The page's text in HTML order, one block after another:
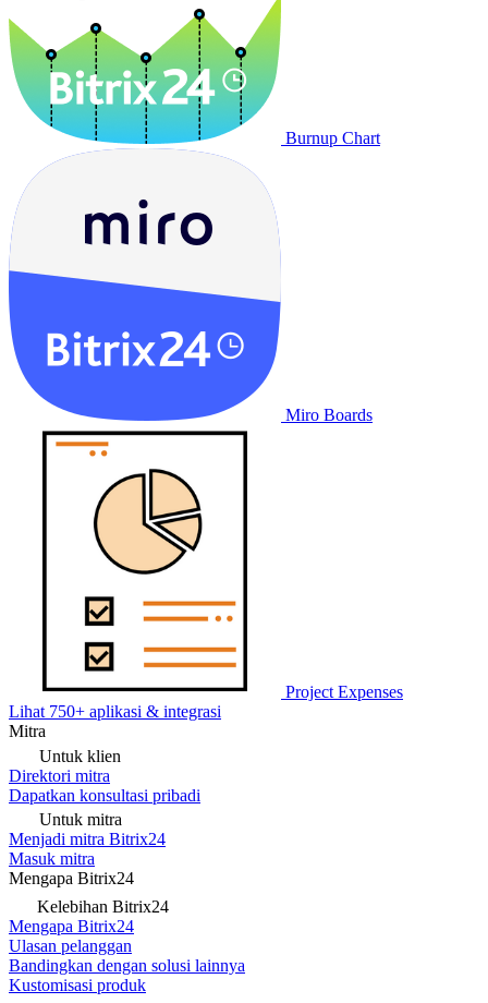
Burnup Chart
Miro Boards
Project Expenses
Lihat 750+ aplikasi & integrasi
Mitra
Untuk klien
Direktori mitra
Dapatkan konsultasi pribadi
Untuk mitra
Menjadi mitra Bitrix24
Masuk mitra
Mengapa Bitrix24
Kelebihan Bitrix24
Mengapa Bitrix24
Ulasan pelanggan
Bandingkan dengan solusi lainnya
Kustomisasi produk